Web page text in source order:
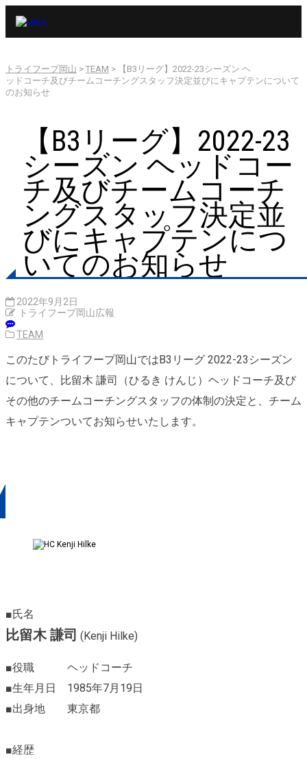
トライフープ岡山 > TEAM >
【B3リーグ】2022-23シーズン ヘ
ッドコーチ及びチームコーチングスタッフ決定並びにキャプテンについて
のお知らせ
【B3リーグ】2022-23
シーズン ヘッドコー
チ及びチームコーチ
ングスタッフ決定並
びにキャプテンにつ
いてのお知らせ
2022年9月2日
トライフープ岡山広報
TEAM
このたびトライフープ岡山ではB3リーグ 2022-23シーズン
について、比留木 謙司（ひるき けんじ）ヘッドコーチ及び
その他のチームコーチングスタッフの体制の決定と、チーム
キャプテンついてお知らせいたします。
■氏名
比留木 謙司 (Kenji Hilke)
■役職 ヘッドコーチ
■生年月日 1985年7月19日
■出身地 東京都
■経歴